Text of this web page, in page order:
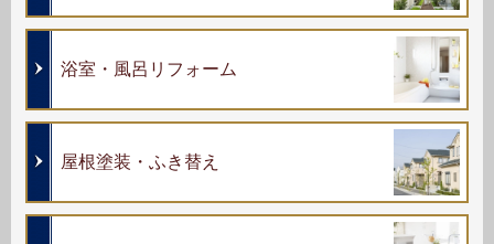
浴室・風呂リフォーム
屋根塗装・ふき替え